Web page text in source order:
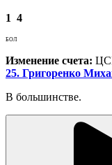
1 4
БОЛ
Изменение счета:
25. Григоренко
В большинстве.